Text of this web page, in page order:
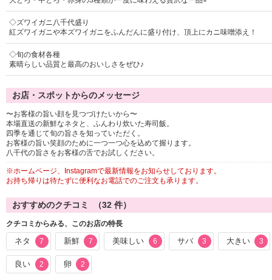
◇ズワイガニ八千代盛り
紅ズワイガニや本ズワイガニをふんだんに盛り付け、頂上にカニ味噌添え！
◇旬の食材各種
素晴らしい品質と最高のおいしさをぜひ♪
お店・スポットからのメッセージ
〜お客様の旨い顔を見つづけたいから〜
本場直送の新鮮なネタと、ふんわり炊いた寿司飯。
四季を通じて旬の旨さを知っていただく。
お客様の旨い笑顔のために一つ一つ心を込めて握ります。
八千代の旨さをお客様の舌でお試しください。
※ホームページ、Instagramで最新情報をお知らせしております。
お持ち帰りは待たずに便利なお電話でのご注文も承ります。
おすすめのクチコミ （32 件）
クチコミからみる、このお店の特長
ネタ 7 新鮮 7 美味しい 6 サバ 3 大きい 3
良い 2 卵 2